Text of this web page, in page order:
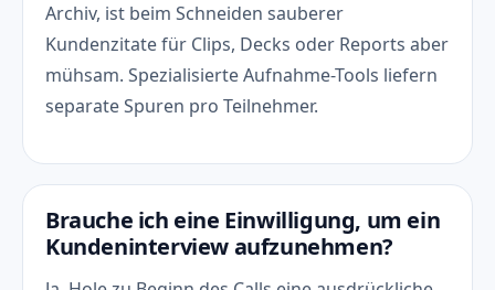
Archiv, ist beim Schneiden sauberer
Kundenzitate für Clips, Decks oder Reports aber
mühsam. Spezialisierte Aufnahme-Tools liefern
separate Spuren pro Teilnehmer.
Brauche ich eine Einwilligung, um ein
Kundeninterview aufzunehmen?